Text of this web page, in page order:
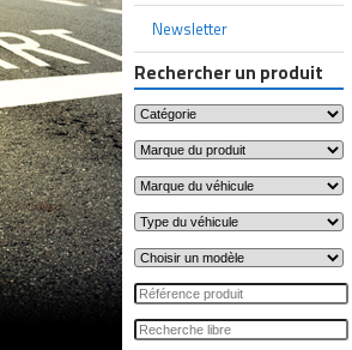
Newsletter
Rechercher un produit